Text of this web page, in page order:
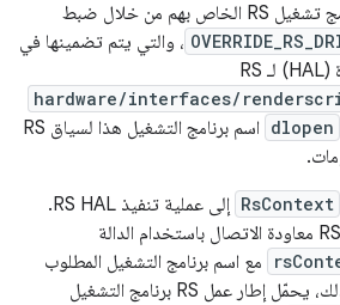
يمكن للمورّدين توفير برنامج تشغيل RS الخاص بهم من خلال ضبط
، والتي يتم تضمينها في
تنفيذ طبقة تجريد الأجهزة (HAL) لـ RS
hardware/interfaces/
dlopen
اسم برنامج التشغيل هذا لسياق RS
RsContext
إلى عملية تنفيذ RS HAL.
مع اسم برنامج التشغيل المطلوب
استخدامه كوسيطة. بعد ذلك، يحمّل إطار عمل RS برنامج التشغيل